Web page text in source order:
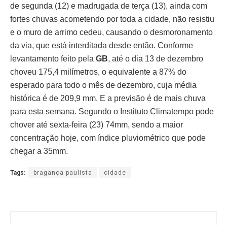
de segunda (12) e madrugada de terça (13), ainda com
fortes chuvas acometendo por toda a cidade, não resistiu
e o muro de arrimo cedeu, causando o desmoronamento
da via, que está interditada desde então. Conforme
levantamento feito pela GB, até o dia 13 de dezembro
choveu 175,4 milímetros, o equivalente a 87% do
esperado para todo o mês de dezembro, cuja média
histórica é de 209,9 mm. E a previsão é de mais chuva
para esta semana. Segundo o Instituto Climatempo pode
chover até sexta-feira (23) 74mm, sendo a maior
concentração hoje, com índice pluviométrico que pode
chegar a 35mm.
Tags: bragança paulista cidade